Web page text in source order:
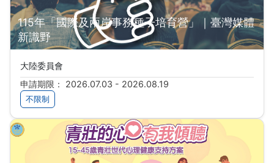
115年「國際及兩岸事務種子培育營」｜臺灣媒體
新識野
大陸委員會
申請期限： 2026.07.03 - 2026.08.19
不限制